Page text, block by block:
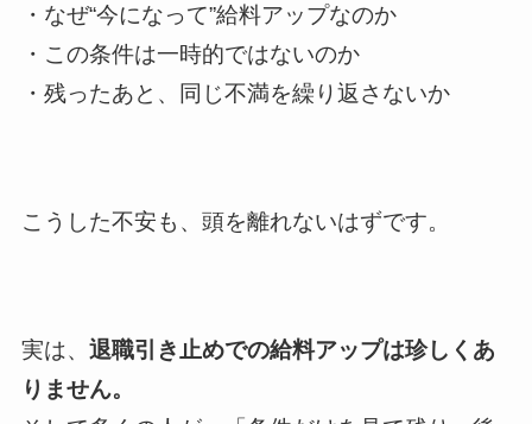
・なぜ“今になって”給料アップなのか
・この条件は一時的ではないのか
・残ったあと、同じ不満を繰り返さないか
こうした不安も、頭を離れないはずです。
実は、 退職引き止めでの給料アップは珍しくあ
りません。